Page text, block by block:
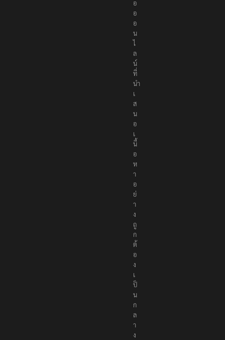
อ
อ
อ
น
ไ
ล
น์
ที่
นำ
เ
ส
น
อ
เ
นื้
อ
ห
า
อ
ย่
า
ง
ถู
ก
ต้
อ
ง
เ
ป็
น
ก
ล
า
ง